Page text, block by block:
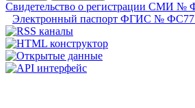
Свидетельство о регистрации СМИ №
Электронный паспорт ФГИС №